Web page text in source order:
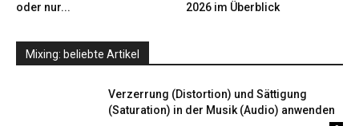
oder nur...
2026 im Überblick
Mixing: beliebte Artikel
Verzerrung (Distortion) und Sättigung
(Saturation) in der Musik (Audio) anwenden